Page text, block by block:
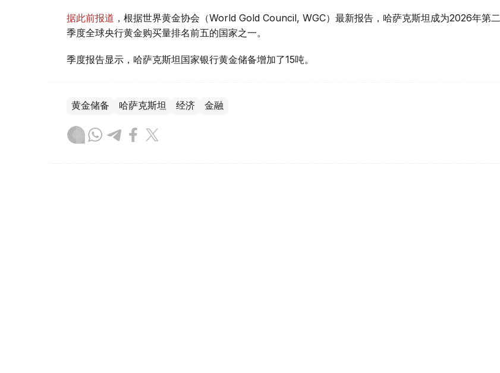
据此前报道 ，根据世界黄金协会（World Gold Council, WGC）最新报告，哈萨克斯坦成为2026年第二
季度全球央行黄金购买量排名前五的国家之一。
季度报告显示，哈萨克斯坦国家银行黄金储备增加了15吨。
黄金储备 哈萨克斯坦 经济 金融